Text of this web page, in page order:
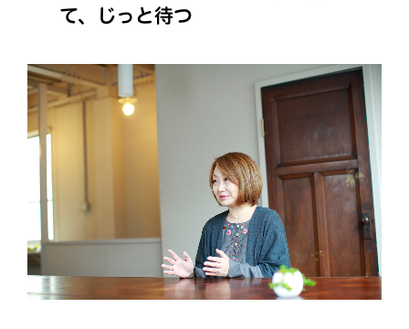
て、じっと待つ